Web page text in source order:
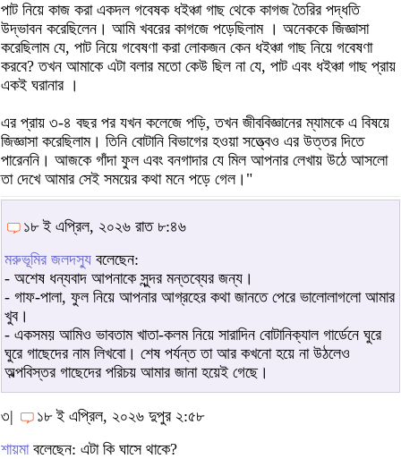
পাট নিয়ে কাজ করা একদল গবেষক ধইঞ্চা গাছ থেকে কাগজ তৈরির পদ্ধতি
উদ্ভাবন করেছিলেন। আমি খবরের কাগজে পড়েছিলাম । অনেককে জিজ্ঞাসা
করেছিলাম যে, পাট নিয়ে গবেষণা করা লোকজন কেন ধইঞ্চা গাছ নিয়ে গবেষণা
করবে? তখন আমাকে এটা বলার মতো কেউ ছিল না যে, পাট এবং ধইঞ্চা গাছ প্রায়
একই ঘরানার ।
এর প্রায় ৩-৪ বছর পর যখন কলেজে পড়ি, তখন জীববিজ্ঞানের ম্যামকে এ বিষয়ে
জিজ্ঞাসা করেছিলাম। তিনি বোটানি বিভাগের হওয়া সত্ত্বেও এর উত্তর দিতে
পারেননি। আজকে গাঁদা ফুল এবং বনগাদার যে মিল আপনার লেখায় উঠে আসলো
তা দেখে আমার সেই সময়ের কথা মনে পড়ে গেল।"
১৮ ই এপ্রিল, ২০২৬ রাত ৮:৪৬
মরুভূমির জলদস্যু বলেছেন:
- অশেষ ধন্যবাদ আপনাকে সুন্দর মন্তব্যের জন্য।
- গাফ-পালা, ফুল নিয়ে আপনার আগ্রহের কথা জানতে পেরে ভালোলাগলো আমার
খুব।
- একসময় আমিও ভাবতাম খাতা-কলম নিয়ে সারাদিন বোটানিক্যাল গার্ডেনে ঘুরে
ঘুরে গাছেদের নাম লিখবো। শেষ পর্যন্ত তা আর কখনো হয়ে না উঠলেও
অল্পবিস্তর গাছেদের পরিচয় আমার জানা হয়েই গেছে।
৩|
১৮ ই এপ্রিল, ২০২৬ দুপুর ২:৫৮
শায়মাবলেছেন: এটা কি ঘাসে থাকে?